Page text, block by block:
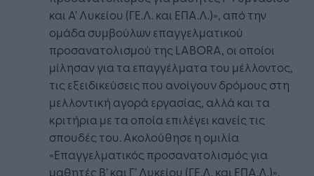
και A’ Λυκείου (ΓΕ.Λ. και ΕΠΑ.Λ.)», από την
ομάδα συμβούλων επαγγελματικού
προσανατολισμού της LABORA, οι οποίοι
μίλησαν για τα επαγγέλματα του μέλλοντος,
τις εξειδικεύσεις που ανοίγουν δρόμους στη
μελλοντική αγορά εργασίας, αλλά και τα
κριτήρια με τα οποία επιλέγει κανείς τις
σπουδές του. Ακολούθησε η ομιλία
«Επαγγελματικός προσανατολισμός για
μαθητές Β’ και Γ’ Λυκείου (ΓΕ.Λ. και ΕΠΑ.Λ.)»,